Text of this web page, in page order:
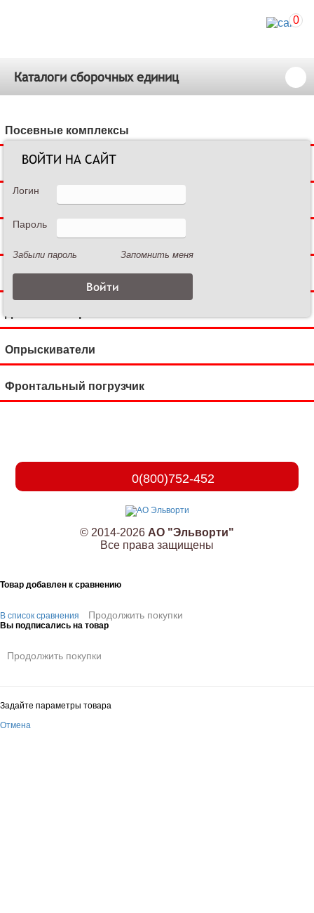
0
Каталоги сборочных единиц
Посевные комплексы
Сеялки зерновые
Сеялки пропашные
Культиваторы междурядные
Культиваторы сплошной обработки
Опрыскиватели
Фронтальный погрузчик
0(800)752-452
© 2014-2026 АО "Эльворти"
Все права защищены
Товар добавлен к сравнению
В список сравнения Продолжить покупки
Вы подписались на товар
Продолжить покупки
Задайте параметры товара
Отмена
ВОЙТИ НА САЙТ
Логин
Пароль
Забыли пароль Запомнить меня